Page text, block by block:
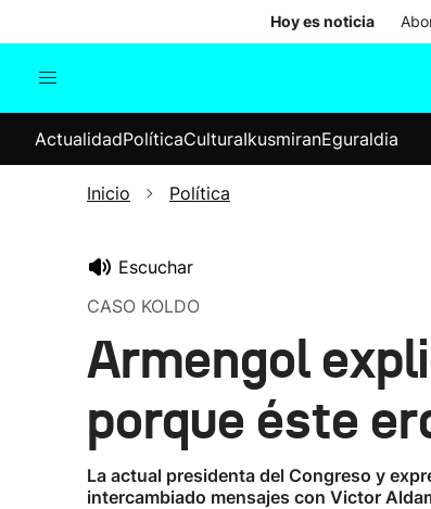
Hoy es noticia
Internacional
Elecciones
ActualidadPolíticaCulturaIkusmiranEguraldia
Inicio Política
Escuchar
CASO KOLDO
Armengol
porque éste
La actual presidenta del Congreso y
intercambiado mensajes con Victor